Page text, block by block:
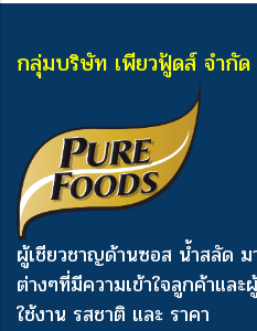
กลุ่มบริษัท เพียวฟู้ดส์ จำกัด
ผู้เชียวชาญด้านซอส น้ำสลัด ม
ต่างๆที่มีความเข้าใจลูกค้าแล
ใช้งาน รสชาติ และ ราคา